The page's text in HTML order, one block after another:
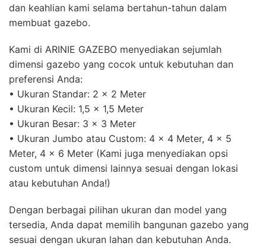
dan keahlian kami selama bertahun-tahun dalam
membuat gazebo.
Kami di ARINIE GAZEBO menyediakan sejumlah
dimensi gazebo yang cocok untuk kebutuhan dan
preferensi Anda:
• Ukuran Standar: 2 x 2 Meter
• Ukuran Kecil: 1,5 x 1,5 Meter
• Ukuran Besar: 3 x 3 Meter
• Ukuran Jumbo atau Custom: 4 x 4 Meter, 4 x 5
Meter, 4 x 6 Meter (Kami juga menyediakan opsi
custom untuk dimensi lainnya sesuai dengan lokasi
atau kebutuhan Anda!)
Dengan berbagai pilihan ukuran dan model yang
tersedia, Anda dapat memilih bangunan gazebo yang
sesuai dengan ukuran lahan dan kebutuhan Anda.